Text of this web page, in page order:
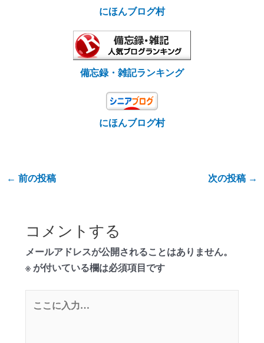
にほんブログ村
備忘録・雑記ランキング
にほんブログ村
← 前の投稿 次の投稿 →
コメントする
メールアドレスが公開されることはありません。
※が付いている欄は必須項目です